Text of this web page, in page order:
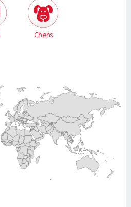
Chiens